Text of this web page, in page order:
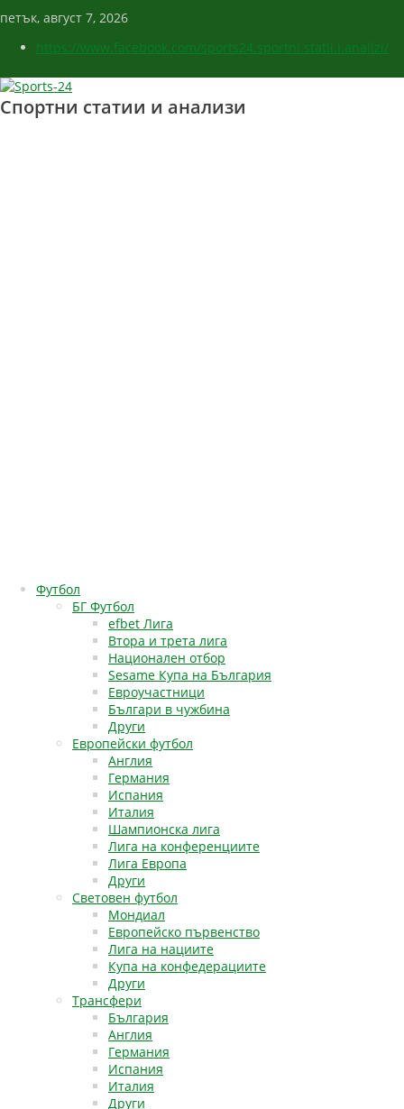
петък, август 7, 2026
https://www.facebook.com/sports24.sportni.statii.i.analizi/
Спортни статии и анализи
Футбол
БГ Футбол
efbet Лига
Втора и трета лига
Национален отбор
Sesame Купа на България
Евроучастници
Българи в чужбина
Други
Европейски футбол
Англия
Германия
Испания
Италия
Шампионска лига
Лига на конференциите
Лига Европа
Други
Световен футбол
Мондиал
Европейско първенство
Лига на нациите
Купа на конфедерациите
Други
Трансфери
България
Англия
Германия
Испания
Италия
Други